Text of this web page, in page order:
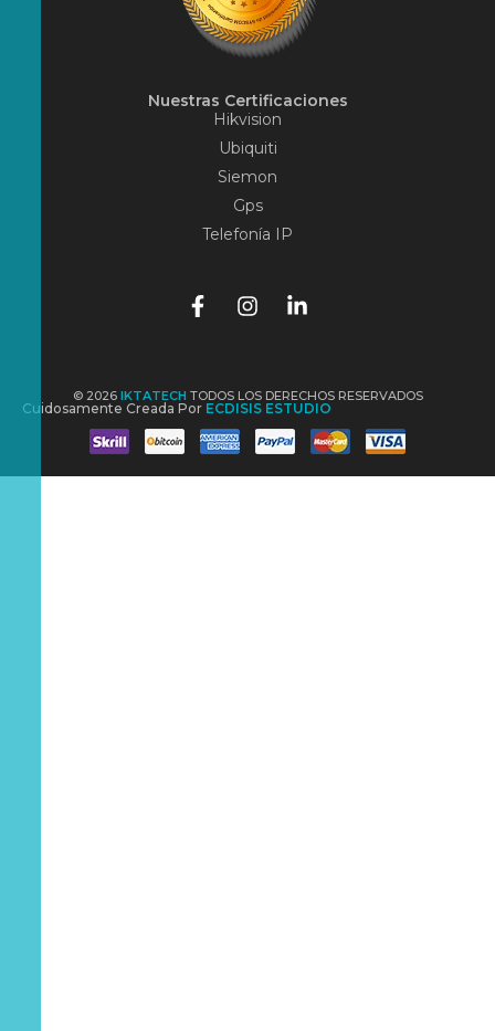
Nuestras Certificaciones
Hikvision
Ubiquiti
Siemon
Gps
Telefonía IP
© 2026 IKTATECH TODOS LOS DERECHOS RESERVADOS
Cuidosamente Creada Por ECDISIS ESTUDIO